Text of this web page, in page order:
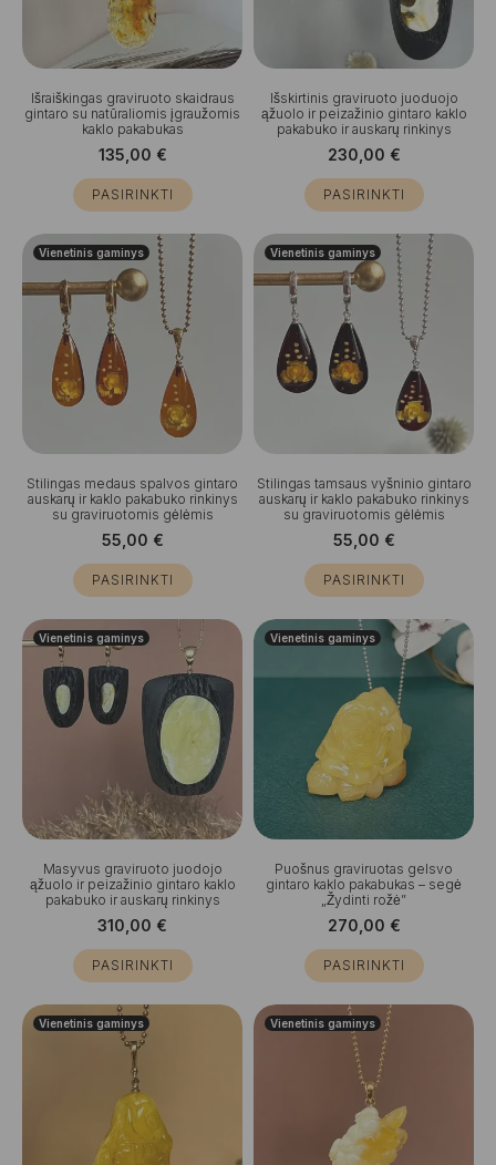
Išraiškingas graviruoto skaidraus
gintaro su natūraliomis įgraužomis
kaklo pakabukas
135,00 €
PASIRINKTI
Išskirtinis graviruoto juoduojo
ąžuolo ir peizažinio gintaro kaklo
pakabuko ir auskarų rinkinys
230,00 €
PASIRINKTI
Vienetinis gaminys
Stilingas medaus spalvos gintaro
auskarų ir kaklo pakabuko rinkinys
su graviruotomis gėlėmis
55,00 €
PASIRINKTI
Vienetinis gaminys
Stilingas tamsaus vyšninio gintaro
auskarų ir kaklo pakabuko rinkinys
su graviruotomis gėlėmis
55,00 €
PASIRINKTI
Vienetinis gaminys
Masyvus graviruoto juodojo
ąžuolo ir peizažinio gintaro kaklo
pakabuko ir auskarų rinkinys
310,00 €
PASIRINKTI
Vienetinis gaminys
Puošnus graviruotas gelsvo
gintaro kaklo pakabukas – segė
„Žydinti rožė”
270,00 €
PASIRINKTI
Vienetinis gaminys Vienetinis gaminys